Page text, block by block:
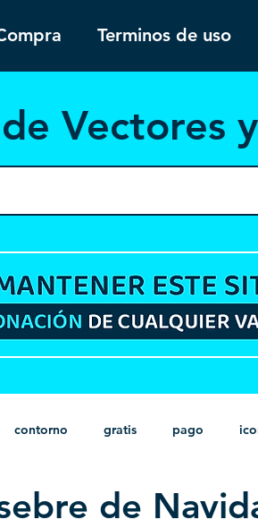
Terminos de uso
Vectores
contorno gratis pago
minimalista psd
de